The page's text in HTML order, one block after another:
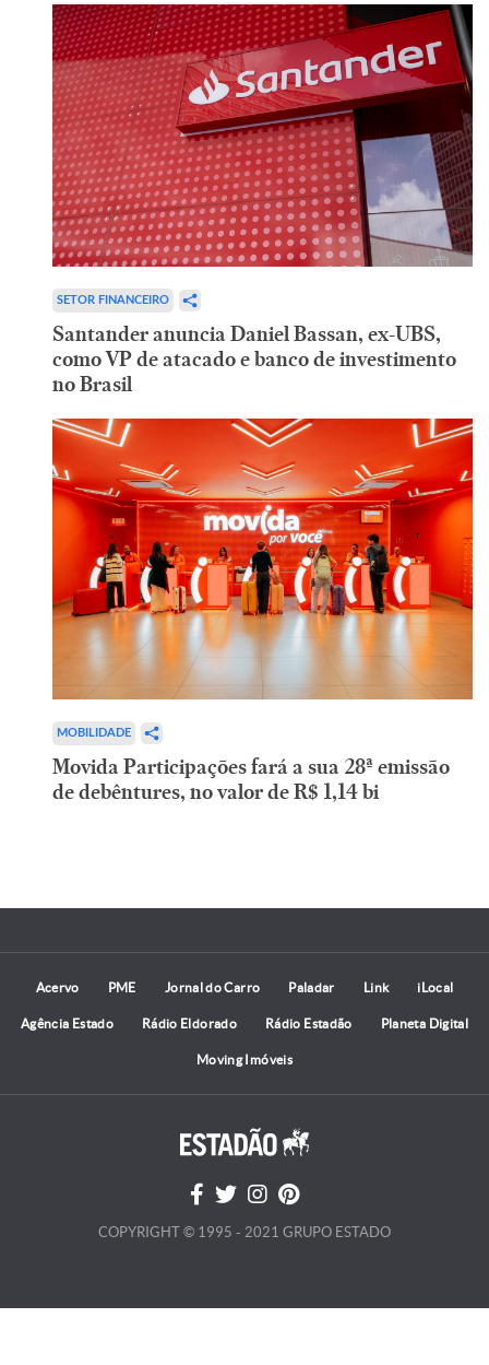
SETOR FINANCEIRO
Santander anuncia Daniel Bassan, ex-UBS,
como VP de atacado e banco de investimento
no Brasil
MOBILIDADE
Movida Participações fará a sua 28ª emissão
de debêntures, no valor de R$ 1,14 bi
Acervo PME Jornal do Carro Paladar Link iLocal
Agência Estado Rádio Eldorado Rádio Estadão Planeta Digital
Moving Imóveis
COPYRIGHT © 1995 - 2021 GRUPO ESTADO